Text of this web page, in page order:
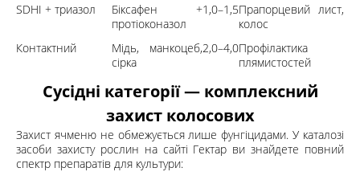
SDHI + триазол
Біксафен +
протіоконазол
1,0–1,5Прапорцевий лист,
колос
Контактний
Мідь, манкоцеб,
сірка
2,0–4,0Профілактика
плямистостей
Сусідні категорії — комплексний
захист колосових
Захист ячменю не обмежується лише фунгіцидами. У каталозі
засоби захисту рослин на сайті Гектар ви знайдете повний
спектр препаратів для культури: